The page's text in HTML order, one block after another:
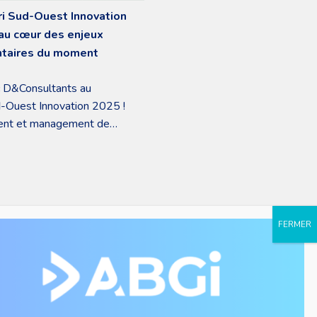
Sud-Ouest Innovation
cœur des enjeux
du moment
au
Ouest Innovation 2025 !
et management de
de vos projets.
LÉGALES CONTACT